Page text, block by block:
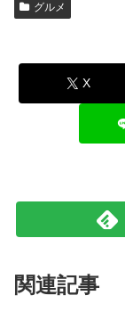
グルメ
X
関連記事